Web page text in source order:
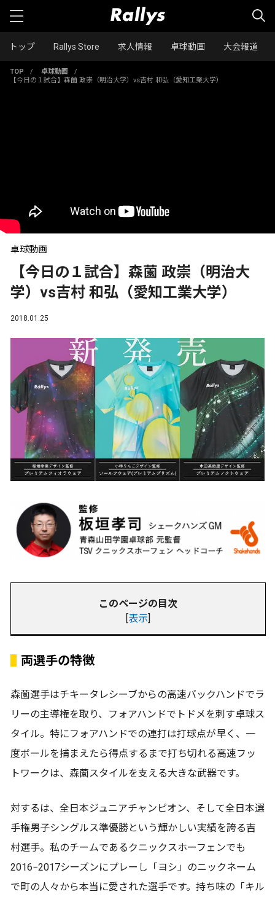
トップ Rallys Store 求人情報 卓球動画 大会報道
TOP / 卓球動画
/
【今日の１試合】森薗 政崇（明治大学）vs吉村 和弘（愛知工業大学）
卓球動画
【今日の１試合】森薗 政崇（明治大
学）vs吉村 和弘（愛知工業大学）
2018.01.25
このページの目次
[表示]
両選手の特徴
森薗選手はチキータレシーブからの高速バックハンドでラ
リーの主導権を取り、フォアハンドでトドメを刺す卓球ス
タイル。特にフォアハンドでの連打は打球点が早く、一
度ボールを捕まえたら得点するまで打ち切れる高速フッ
トワークは、森薗スタイルを支える大きな武器です。
対するは、全日本ジュニアチャンピオン、そして全日本選
手権男子シングルス準優勝という輝かしい実績を誇る吉
村選手。私のチームであるクニックスホーフェンでも
2016−2017シーズンにプレーし「ヨシ」のニックネーム
で町の人々から本当に愛された選手です。持ち味の「キル